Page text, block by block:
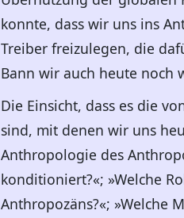
konnte, dass wir uns ins
Treiber freizulegen, die
Bann wir auch heute noch
Die Einsicht, dass es die
sind, mit denen wir uns
Anthropologie des
konditioniert?«; »Welche
Anthropozäns?«; »Welche